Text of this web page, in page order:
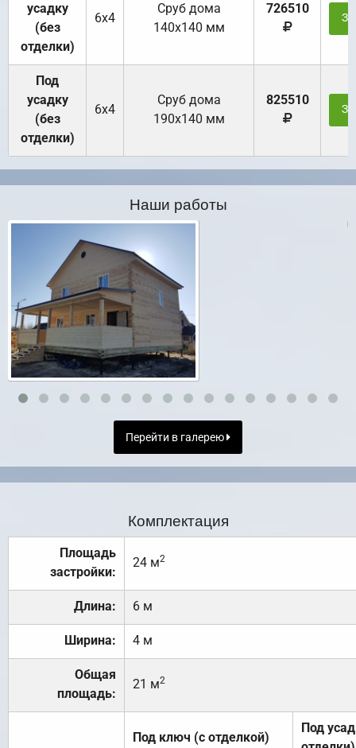
усадку
(без
отделки)
6х4
Cруб дома
140х140 мм
726510
Под
усадку
(без
отделки)
6х4
Cруб дома
190х140 мм
825510
Наши работы
Перейти в галерею
Комплектация
Площадь
застройки:
24 м2
Длина: 6 м
Ширина: 4 м
Общая
площадь:
21 м2
Под ключ (с отделкой)
Под